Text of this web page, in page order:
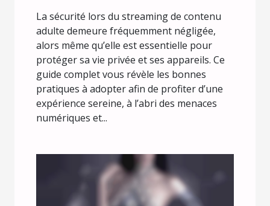
La sécurité lors du streaming de contenu
adulte demeure fréquemment négligée,
alors même qu’elle est essentielle pour
protéger sa vie privée et ses appareils. Ce
guide complet vous révèle les bonnes
pratiques à adopter afin de profiter d’une
expérience sereine, à l’abri des menaces
numériques et...